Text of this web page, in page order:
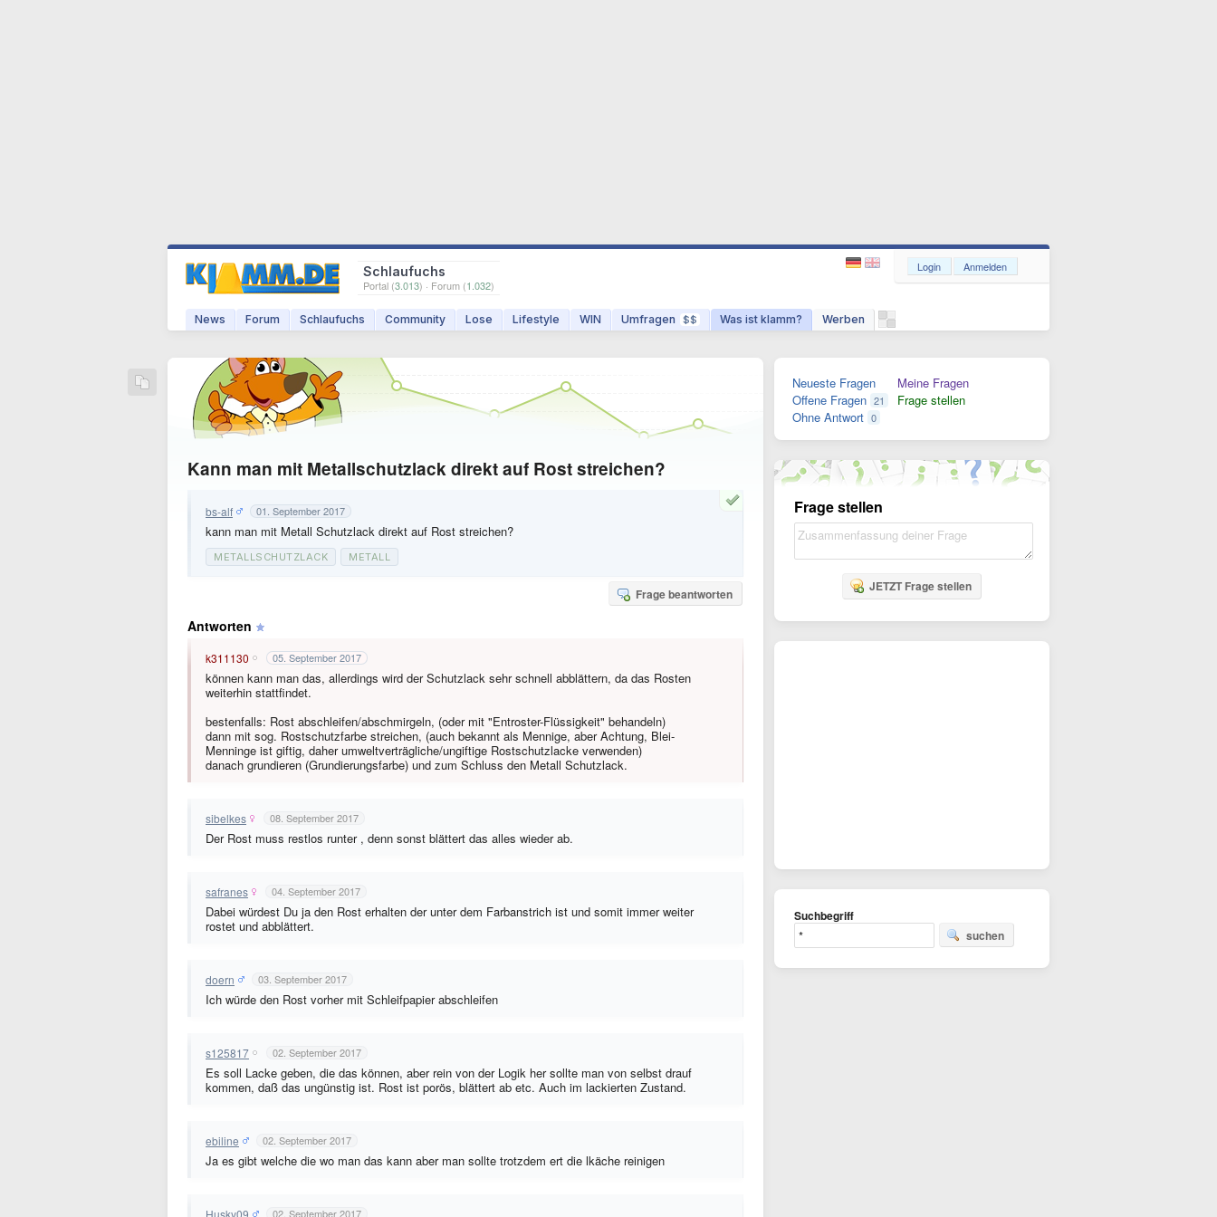
Schlaufuchs
Portal (3.013) · Forum (1.032)
News Forum Schlaufuchs Community Lose Lifestyle WIN Umfragen $$ Was ist klamm? Werben
Login Anmelden
Kann man mit Metallschutzlack direkt auf Rost streichen?
bs-alf 01. September 2017
kann man mit Metall Schutzlack direkt auf Rost streichen?
METALLSCHUTZLACK METALL
Frage beantworten
Antworten
k311130 05. September 2017
können kann man das, allerdings wird der Schutzlack sehr schnell abblättern, da das Rosten
weiterhin stattfindet.
bestenfalls: Rost abschleifen/abschmirgeln, (oder mit "Entroster-Flüssigkeit" behandeln)
dann mit sog. Rostschutzfarbe streichen, (auch bekannt als Mennige, aber Achtung, Blei-
Menninge ist giftig, daher umweltverträgliche/ungiftige Rostschutzlacke verwenden)
danach grundieren (Grundierungsfarbe) und zum Schluss den Metall Schutzlack.
sibelkes 08. September 2017
Der Rost muss restlos runter , denn sonst blättert das alles wieder ab.
safranes 04. September 2017
Dabei würdest Du ja den Rost erhalten der unter dem Farbanstrich ist und somit immer weiter
rostet und abblättert.
doern 03. September 2017
Ich würde den Rost vorher mit Schleifpapier abschleifen
s125817 02. September 2017
Es soll Lacke geben, die das können, aber rein von der Logik her sollte man von selbst drauf
kommen, daß das ungünstig ist. Rost ist porös, blättert ab etc. Auch im lackierten Zustand.
ebiline 02. September 2017
Ja es gibt welche die wo man das kann aber man sollte trotzdem ert die lkäche reinigen
Husky09 02. September 2017
Neueste Fragen
Offene Fragen 21
Ohne Antwort 0
Meine Fragen
Frage stellen
Frage stellen
JETZT Frage stellen
Suchbegriff
suchen